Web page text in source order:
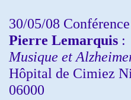
30/05/08 Conférence
Pierre Lemarquis :
Musique et
Hôpital de Cimiez
06000